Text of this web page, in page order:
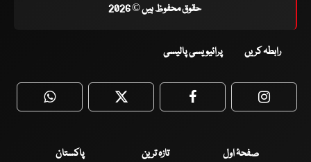
حقوق محفوظ ہیں © 2026
رابطہ کریں پرائیویسی پالیسی
WhatsApp Twitter Facebook
صفحۂ اول تازہ ترین
پاکستان